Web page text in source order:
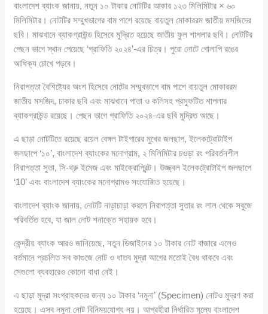
বাংলাদেশ ব্যাংক জানায়, নতুন ১০ টাকার নোটটির আকার ১২৩ মিলিমিটার × ৬০
মিলিমিটার। নোটটির সম্মুখভাগের বাম পাশে রয়েছে বায়তুল মোকাররম জাতীয় মসজিদের
ছবি। মাঝখানে ব্যাকগ্রাউন্ড হিসেবে মুদ্রিত হয়েছে জাতীয় ফুল শাপলার ছবি। নোটটির
পেছন ভাগে স্থান পেয়েছে ‘গ্রাফিতি ২০২৪’-এর চিত্র। পুরো নোটে গোলাপি রঙের
আধিক্য চোখে পড়বে।
নিরাপত্তা বৈশিষ্ট্যের অংশ হিসেবে নোটের সম্মুখভাগে বাম পাশে বায়তুল মোকাররম
জাতীয় মসজিদ, ঢাকার ছবি এবং মাঝখানে পাতা ও কলিসহ প্রস্ফুটিত শাপলার
ব্যাকগ্রাউন্ড রয়েছে। পেছন ভাগে গ্রাফিতি ২০২৪-এর ছবি মুদ্রিত আছে।
এ ছাড়া নোটটিতে রয়েছে রয়েল বেঙ্গল টাইগারের মুখের জলছাপ, ইলেকট্রোটাইপ
জলছাপে ‘১০’, বাংলাদেশ ব্যাংকের মনোগ্রাম, ২ মিলিমিটার চওড়া রং পরিবর্তনশীল
নিরাপত্তা সুতা, সি-থ্রু ইমেজ এবং মাইক্রোপ্রিন্ট। উজ্জ্বল ইলেকট্রোটাইপ জলছাপে
‘10’ এবং বাংলাদেশ ব্যাংকের মনোগ্রামও সংযোজিত হয়েছে।
বাংলাদেশ ব্যাংক জানায়, নোটটি নাড়াচাড়া করলে নিরাপত্তা সুতার রং লাল থেকে সবুজে
পরিবর্তিত হবে, যা জাল নোট শনাক্তে সহায়ক হবে।
কেন্দ্রীয় ব্যাংক আরও জানিয়েছে, নতুন ডিজাইনের ১০ টাকার নোট বাজারে এলেও
বর্তমানে প্রচলিত সব কাগুজে নোট ও ধাতব মুদ্রা আগের মতোই বৈধ থাকবে এবং
সেগুলো ব্যবহারেও কোনো বাধা নেই।
এ ছাড়া মুদ্রা সংগ্রাহকদের জন্য ১০ টাকার ‘নমুনা’ (Specimen) নোটও মুদ্রণ করা
হয়েছে। এসব নমুনা নোট বিনিময়যোগ্য নয়। আগ্রহীরা নির্ধারিত মূল্যে বাংলাদেশ